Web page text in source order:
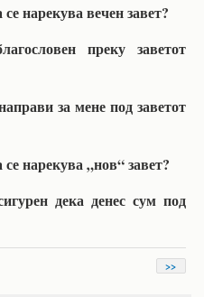
нарекува вечен завет?
преку заветот
за мене под заветот
нарекува „нов“ завет?
дека денес сум под
>>